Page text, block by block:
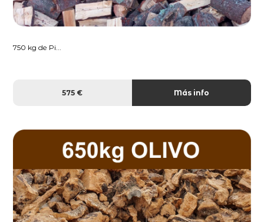
750 kg de Pi...
575 € Más info